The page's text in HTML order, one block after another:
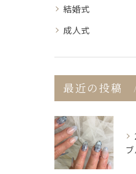
結婚式
成人式
最近の投稿